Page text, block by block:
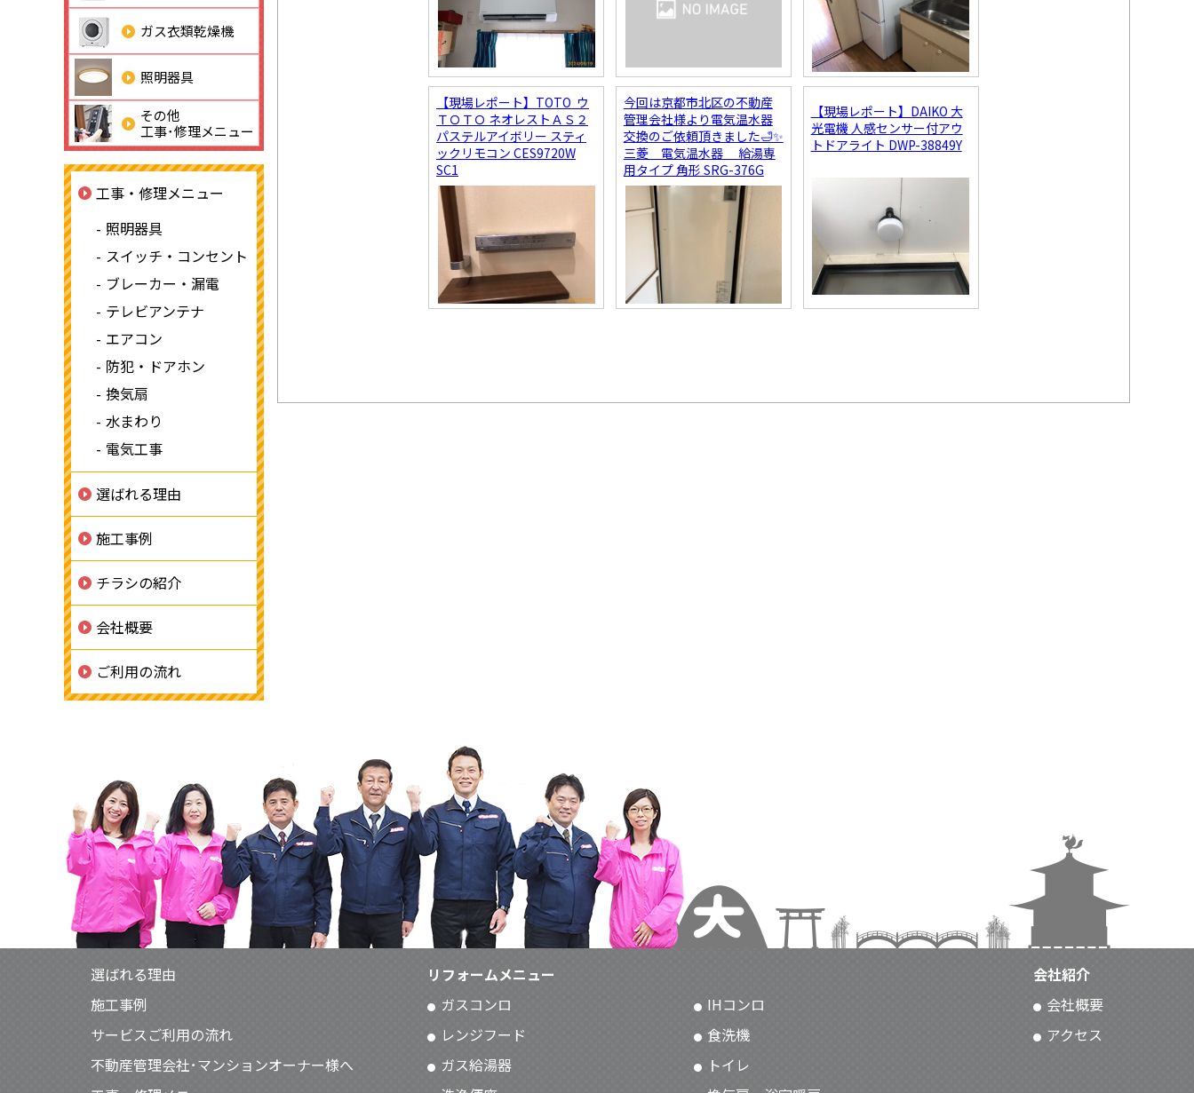
【現場レポート】TOTO ウ
ＴＯＴＯ ネオレストＡＳ２
パステルアイボリー スティ
ックリモコン CES9720W
SC1
今回は京都市北区の不動産
管理会社様より電気温水器
交換のご依頼頂きました🛁✨
三菱 電気温水器 給湯専
用タイプ 角形 SRG-376G
【現場レポート】DAIKO 大
光電機 人感センサー付アウ
トドアライト DWP-38849Y
ガス衣類乾燥機
照明器具
その他
工事･修理メニュー
工事・修理メニュー
照明器具
スイッチ・コンセント
ブレーカー・漏電
テレビアンテナ
エアコン
防犯・ドアホン
換気扇
水まわり
電気工事
選ばれる理由
施工事例
チラシの紹介
会社概要
ご利用の流れ
選ばれる理由
施工事例
サービスご利用の流れ
不動産管理会社･マンションオーナー様へ
リフォームメニュー
ガスコンロ
IHコンロ
レンジフード
食洗機
ガス給湯器
トイレ
会社紹介
会社概要
アクセス